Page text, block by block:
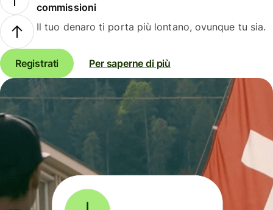
commissioni
Il tuo denaro ti porta più lontano, ovunque tu sia.
Registrati Per saperne di più